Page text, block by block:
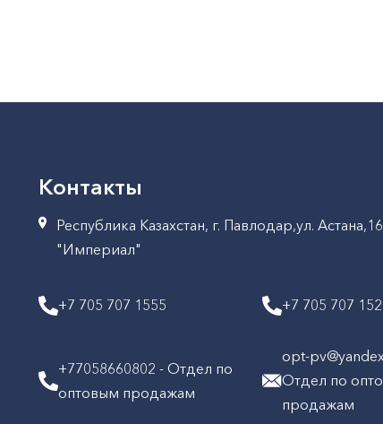
Контакты
Республика Казахстан, г. Павлодар,ул.
"Империал"
+7 705 707 1555 +7 705 707
+77058660802 - Отдел по
оптовым продажам
opt-
Отдел по
продажам